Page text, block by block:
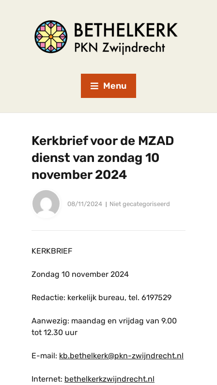
Menu
Kerkbrief voor de MZAD
dienst van zondag 10
november 2024
08/11/2024 Niet gecategoriseerd
KERKBRIEF
Zondag 10 november 2024
Redactie: kerkelijk bureau, tel. 6197529
Aanwezig: maandag en vrijdag van 9.00
tot 12.30 uur
E-mail: kb.bethelkerk@pkn-zwijndrecht.nl
Internet: bethelkerkzwijndrecht.nl